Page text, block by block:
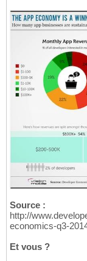
Source :
http://
economics-q3-
Et vous ?